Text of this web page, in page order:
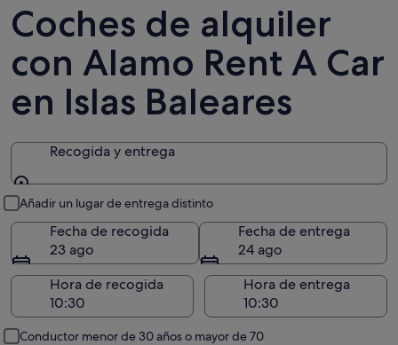
Coches de alquiler
con Alamo Rent A Car
en Islas Baleares
Recogida y entrega
Añadir un lugar de entrega distinto
Fecha de recogida
23 ago
Fecha de entrega
24 ago
Hora de recogida
Hora de entrega
Conductor menor de 30 años o mayor de 70